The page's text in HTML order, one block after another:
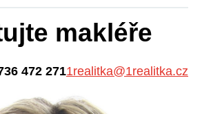
makléře
472 2711realitka@1realitka.cz